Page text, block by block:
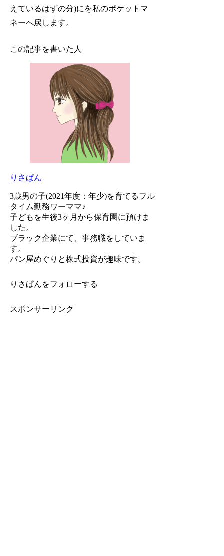
えているはずの分)にを私のポケットマ
ネーへ戻します。
この記事を書いた人
りさぱん
3歳男の子(2021年度：年少)を育てるフル
タイム勤務ワーママ♪
子どもを生後3ヶ月から保育園に預けま
した。
ブラック企業にて、事務職をしていま
す。
パン屋めぐりと株式投資が趣味です。
りさぱんをフォローする
スポンサーリンク